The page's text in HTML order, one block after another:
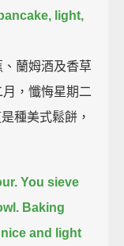
light,
蘭姆酒及香草
，懺悔星期二
種美式鬆餅，
You sieve
Baking
and light